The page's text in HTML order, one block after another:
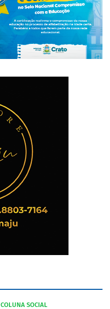
COLUNA SOCIAL